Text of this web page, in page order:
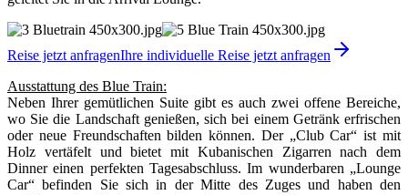
Reise jetzt anfragenIhre individuelle Reise jetzt anfragen
Ausstattung des Blue Train:
Neben Ihrer gemütlichen Suite gibt es auch zwei offene Bereiche,
wo Sie die Landschaft genießen, sich bei einem Getränk erfrischen
oder neue Freundschaften bilden können. Der „Club Car“ ist mit
Holz vertäfelt und bietet mit Kubanischen Zigarren nach dem
Dinner einen perfekten Tagesabschluss. Im wunderbaren „Lounge
Car“ befinden Sie sich in der Mitte des Zuges und haben den